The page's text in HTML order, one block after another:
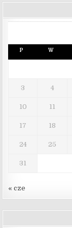
P W
3 4
10 11
17 18
24 25
31
« cze